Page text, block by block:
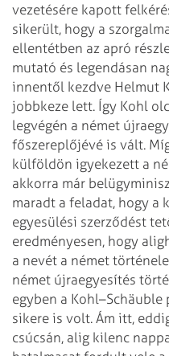
vezetésére kapott
sikerült, hogy a
ellentétben az apró
mutató és legendásan
innentől kezdve Helmut
jobbkeze lett. Így Kohl
legvégén a német
főszereplőjévé is vált.
külföldön igyekezett a
akkorra már
maradt a feladat, hogy a
egye­sülési szerződést
eredményesen, hogy
a nevét a német
német újraegyesítés
egyben a
sikere is volt. Ám itt,
csúcsán, alig kilenc